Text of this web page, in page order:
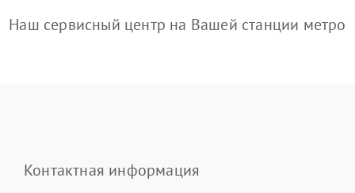
Наш сервисный центр на Вашей станции метро
Контактная информация